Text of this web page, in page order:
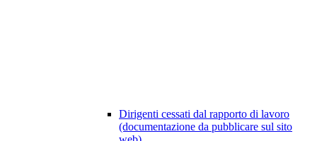
Dirigenti cessati dal rapporto di lavoro
(documentazione da pubblicare sul sito